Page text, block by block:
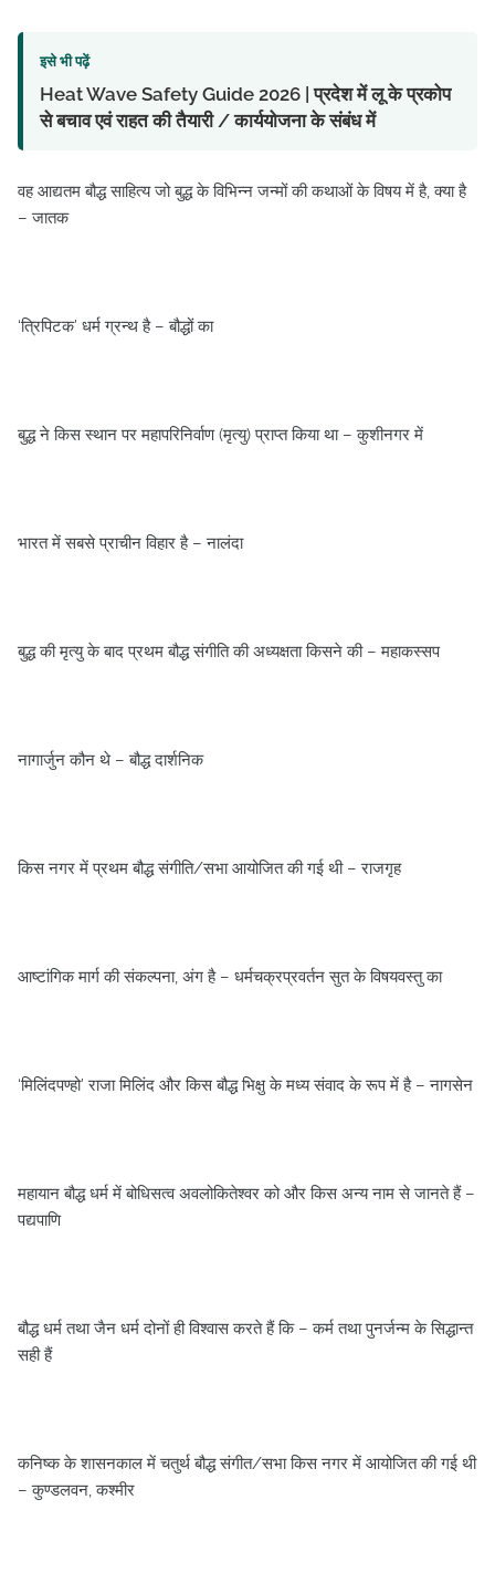
इसे भी पढ़ें
Heat Wave Safety Guide 2026 | प्रदेश में लू के प्रकोप
से बचाव एवं राहत की तैयारी / कार्ययोजना के संबंध में
वह आद्यतम बौद्ध साहित्‍य जो बुद्ध के विभिन्‍न जन्‍मों की कथाओं के विषय में है, क्‍या है
– जातक
‘त्रिपिटक’ धर्म ग्रन्‍थ है – बौद्धों का
बुद्ध ने किस स्‍थान पर महापरिनिर्वाण (मृत्‍यु) प्राप्‍त किया था – कुशीनगर में
भारत में सबसे प्राचीन विहार है – नालंदा
बुद्ध की मृत्‍यु के बाद प्रथम बौद्ध संगीति की अध्‍यक्षता किसने की – महाकस्‍सप
नागार्जुन कौन थे – बौद्ध दार्शनिक
किस नगर में प्रथम बौद्ध संगीति/सभा आयोजित की गई थी – राजगृह
आष्टांगिक मार्ग की संकल्‍पना, अंग है – धर्मचक्रप्रवर्तन सुत के विषयवस्‍तु का
‘मिलिंदपण्‍हो’ राजा मिलिंद और किस बौद्ध भिक्षु के मध्‍य संवाद के रूप में है – नागसेन
महायान बौद्ध धर्म में बोधिसत्‍व अवलोकितेश्‍वर को और किस अन्‍य नाम से जानते हैं –
पद्यपाणि
बौद्ध धर्म तथा जैन धर्म दोनों ही विश्‍वास करते हैं कि – कर्म तथा पुनर्जन्‍म के सिद्धान्‍त
सही हैं
कनिष्‍क के शासनकाल में चतुर्थ बौद्ध संगीत/सभा किस नगर में आयोजित की गई थी
– कुण्‍डलवन, कश्‍मीर